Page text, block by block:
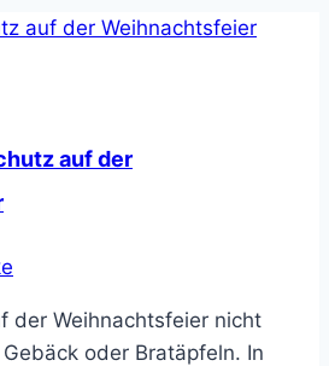
auf der
der Weihnachtsfeier nicht
oder Bratäpfeln. In